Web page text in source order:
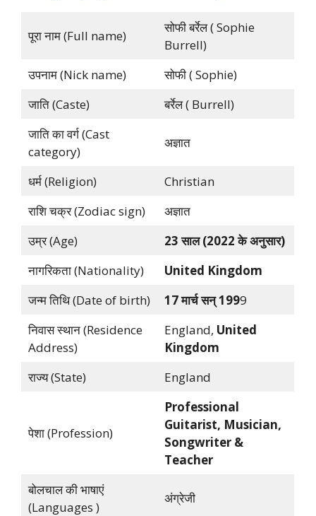
पूरा नाम (Full name)
सोफी बर्रेल ( Sophie
Burrell)
उपनाम (Nick name)
सोफी ( Sophie)
जाति (Caste)
बर्रेल ( Burrell)
जाति का वर्ग (Cast
category)
अज्ञात
धर्म (Religion)
Christian
राशि चक्र (Zodiac sign)
अज्ञात
उम्र (Age)
23 साल (2022 के अनुसार)
नागरिकता (Nationality)
United Kingdom
जन्म तिथि (Date of birth)
17 मार्च सन् 1999
निवास स्थान (Residence
Address)
England, United
Kingdom
राज्य (State)
England
पेशा (Profession)
Professional
Guitarist, Musician,
Songwriter &
Teacher
बोलचाल की भाषाएं
(Languages )
अंग्रेजी